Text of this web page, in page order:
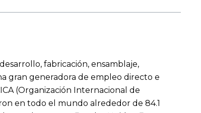
fabricación, ensamblaje,
gran generadora de empleo directo e
(Organización Internacional de
en todo el mundo alrededor de 84.1